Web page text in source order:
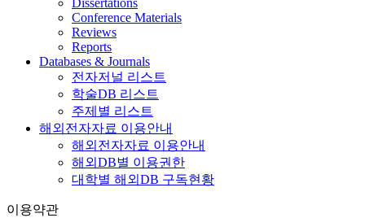
Dissertations
Conference Materials
Reviews
Reports
Databases & Journals
전자저널 리스트
학술DB 리스트
주제별 리스트
해외전자자료 이용안내
해외전자자료 이용안내
해외DB별 이용권한
대학별 해외DB 구독현황
이용약관